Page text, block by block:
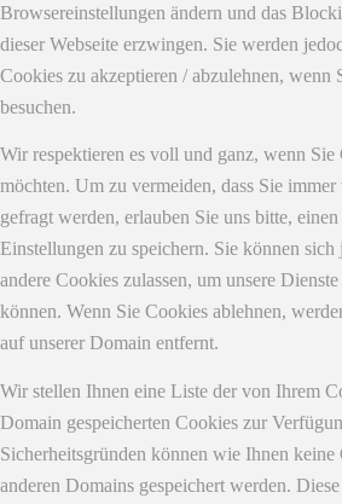
Browsereinstellungen ändern und das
dieser Webseite erzwingen. Sie werden
Cookies zu akzeptieren / abzulehnen, wenn
besuchen.
Wir respektieren es voll und ganz, wenn Sie
möchten. Um zu vermeiden, dass Sie
gefragt werden, erlauben Sie uns bitte,
Einstellungen zu speichern. Sie können sich
andere Cookies zulassen, um unsere
können. Wenn Sie Cookies ablehnen,
auf unserer Domain entfernt.
Wir stellen Ihnen eine Liste der von Ihrem
Domain gespeicherten Cookies zur
Sicherheitsgründen können wie Ihnen
anderen Domains gespeichert werden.